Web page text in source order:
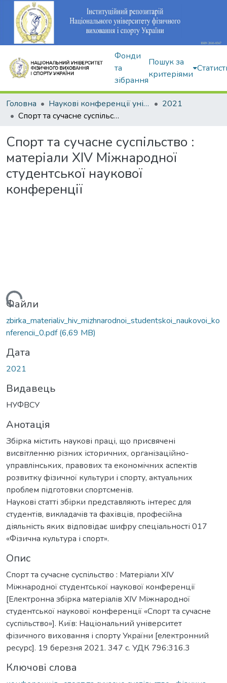
Фонди
та
зібрання
Пошук за
критеріями
Головна Наукові конференції університету
2021
Спорт та сучасне суспільство : матеріали XIV Міжнародної студентської наукової конференції
Спорт та сучасне суспільство :
матеріали XIV Міжнародної
студентської наукової
конференції
Файли
zbirka_materialiv_hiv_mizhnarodnoi_studentskoi_naukovoi_ko
nferencii_0.pdf(6,69 MB)
Дата
2021
Видавець
НУФВСУ
Анотація
Збірка містить наукові праці, що присвячені
висвітленню різних історичних, організаційно-
управлінських, правових та економічних аспектів
розвитку фізичної культури і спорту, актуальних
проблем підготовки спортсменів.
Наукові статті збірки представляють інтерес для
студентів, викладачів та фахівців, професійна
діяльність яких відповідає шифру спеціальності 017
«Фізична культура і спорт».
Опис
Спорт та сучасне суспільство : Матеріали ХІV
Міжнародної студентської наукової конференції
[Електронна збірка матеріалів ХІV Міжнародної
студентської наукової конференції «Спорт та сучасне
суспільство»]. Київ: Національний університет
фізичного виховання і спорту України [електронний
ресурс]. 19 березня 2021. 347 с. УДК 796:316.3
Ключові слова